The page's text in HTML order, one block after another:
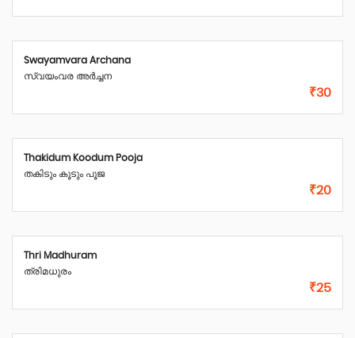
Swayamvara Archana
സ്വയംവര അർച്ചന
₹30
Thakidum Koodum Pooja
തകിടും കൂടും പൂജ
₹20
Thri Madhuram
ത്രിമധുരം
₹25